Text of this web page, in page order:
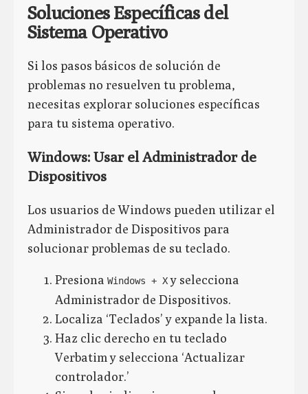
Soluciones Específicas del
Sistema Operativo
Si los pasos básicos de solución de
problemas no resuelven tu problema,
necesitas explorar soluciones específicas
para tu sistema operativo.
Windows: Usar el Administrador de
Dispositivos
Los usuarios de Windows pueden utilizar el
Administrador de Dispositivos para
solucionar problemas de su teclado.
Presiona Windows + Xy selecciona
Administrador de Dispositivos.
Localiza ‘Teclados’ y expande la lista.
Haz clic derecho en tu teclado
Verbatim y selecciona ‘Actualizar
controlador.’